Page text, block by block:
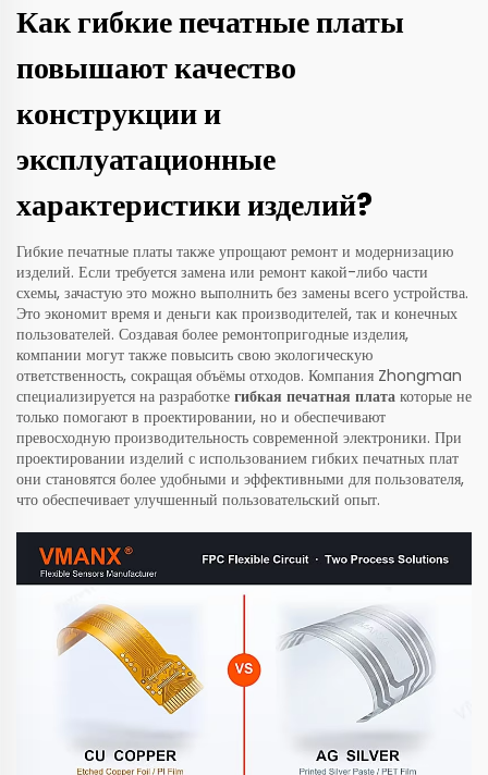
Как гибкие печатные платы
повышают качество
конструкции и
эксплуатационные
характеристики изделий?
Гибкие печатные платы также упрощают ремонт и модернизацию
изделий. Если требуется замена или ремонт какой-либо части
схемы, зачастую это можно выполнить без замены всего устройства.
Это экономит время и деньги как производителей, так и конечных
пользователей. Создавая более ремонтопригодные изделия,
компании могут также повысить свою экологическую
ответственность, сокращая объёмы отходов. Компания Zhongman
специализируется на разработке гибкая печатная плата которые не
только помогают в проектировании, но и обеспечивают
превосходную производительность современной электроники. При
проектировании изделий с использованием гибких печатных плат
они становятся более удобными и эффективными для пользователя,
что обеспечивает улучшенный пользовательский опыт.